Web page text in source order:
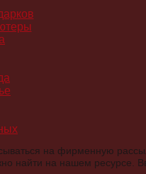
на фирменную
найти на нашем ресурсе.